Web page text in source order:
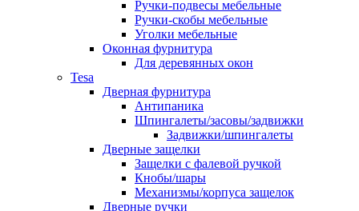
Ручки-подвесы мебельные
Ручки-скобы мебельные
Уголки мебельные
Оконная фурнитура
Для деревянных окон
Tesa
Дверная фурнитура
Антипаника
Шпингалеты/засовы/задвижки
Задвижки/шпингалеты
Дверные защелки
Защелки с фалевой ручкой
Кнобы/шары
Механизмы/корпуса защелок
Дверные ручки